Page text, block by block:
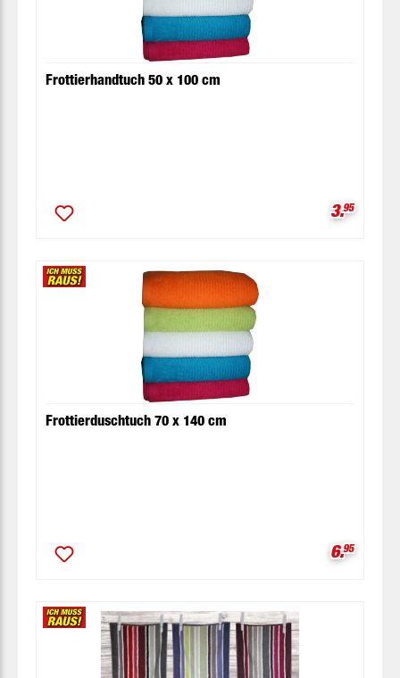
Frottierhandtuch 50 x 100 cm
3.95
Frottierduschtuch 70 x 140 cm
6.95